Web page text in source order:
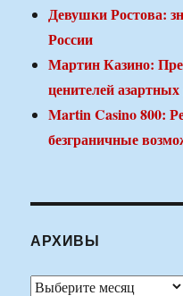
Девушки Ростова:
России
Мартин Казино:
ценителей
Martin Casino 800:
безграничные
АРХИВЫ
Архивы